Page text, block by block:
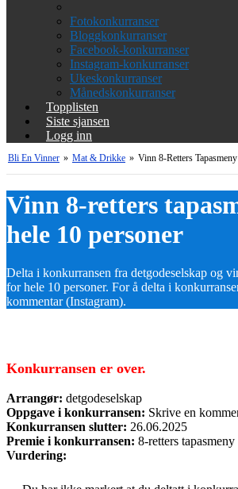
Fotokonkurranser
Bloggkonkurranser
Facebook-konkurranser
Instagram-konkurranser
Ukeskonkurranser
Månedskonkurranser
Topplisten
Siste sjansen
Logg inn
Bli En Vinner » Mat & Drikke » Vinn 8-Retters
Vinn 8-retters
hele 10 personer
Delta i konkurransen fra detgodeselskap og
for hele 10 personer. For å delta i
kommentar (Instagram).
Konkurransen er over.
Arrangør: detgodeselskap
Oppgave i konkurransen: Skrive en
Konkurransen slutter: 26.06.2025
Premie i konkurransen: 8-retters
Vurdering: